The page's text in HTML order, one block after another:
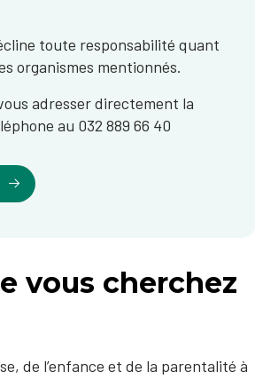
toute responsabilité quant
organismes mentionnés.
adresser directement la
au 032 889 66 40
vous cherchez
de l’enfance et de la parentalité à